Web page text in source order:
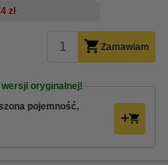
zł
Zamawiam
oryginalnej!
pojemność,